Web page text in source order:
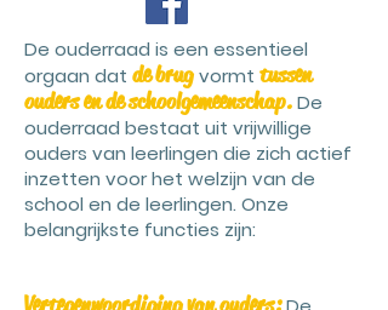
De ouderraad is een essentieel
orgaan dat de brug vormt tussen
ouders en de schoolgemeenschap.De
ouderraad bestaat uit vrijwillige
ouders van leerlingen die zich actief
inzetten voor het welzijn van de
school en de leerlingen. Onze
belangrijkste functies zijn: